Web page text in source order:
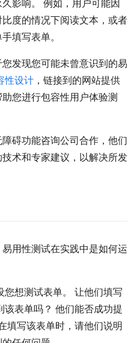
影响。 例如，用户可能因
度的情况下阅读文本，或者
填写表单。
发现您可能未曾意识到的易
性设计 ，链接到的网站提供
您进行包容性用户体验测
碍功能咨询公司合作，他们
术和专家建议，以解决所发
用性测试在实践中是如何运
想测试表单。 让他们填写
表单吗？ 他们能否成功提
填写该表单时，请他们说明